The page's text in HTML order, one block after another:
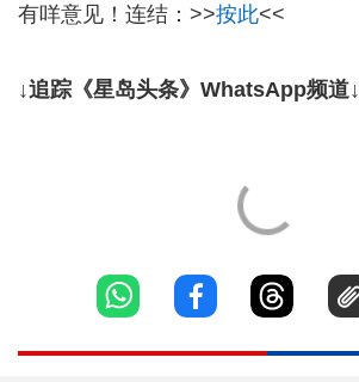
有咩意见！连结：>>按此<<
↓追踪《星岛头条》WhatsApp频道↓